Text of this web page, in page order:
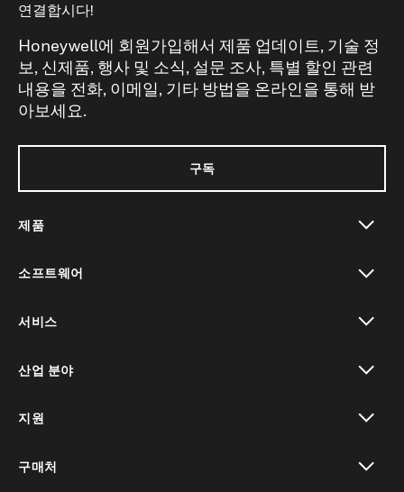
연결합시다!
Honeywell에 회원가입해서 제품 업데이트, 기술 정
보, 신제품, 행사 및 소식, 설문 조사, 특별 할인 관련
내용을 전화, 이메일, 기타 방법을 온라인을 통해 받
아보세요.
구독
제품
소프트웨어
서비스
산업 분야
지원
구매처